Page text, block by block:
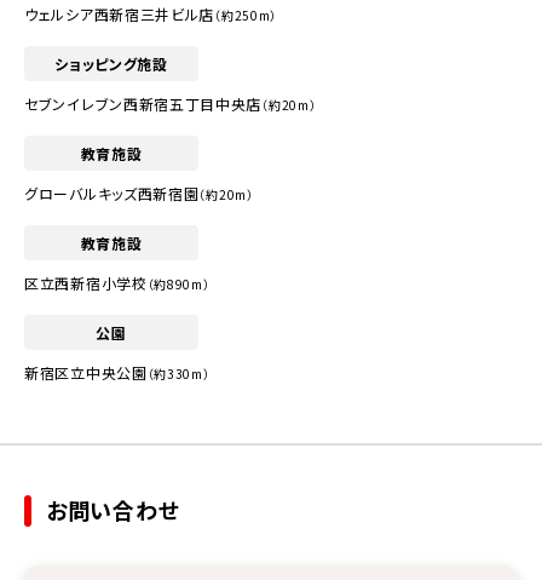
ウェルシア西新宿三井ビル店 （約250m）
ショッピング施設
セブンイレブン西新宿五丁目中央店 （約20m）
教育施設
グローバルキッズ西新宿園（約20m）
教育施設
区立西新宿小学校 （約890m）
公園
新宿区立中央公園 （約330m）
お問い合わせ